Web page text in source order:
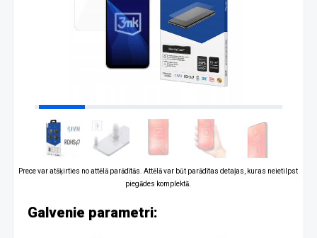
Prece var atšķirties no attēlā parādītās. Attēlā var būt parādītas detaļas, kuras neietilpst
piegādes komplektā.
Galvenie parametri: